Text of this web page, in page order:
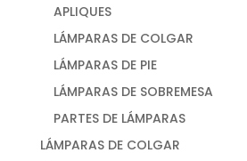
APLIQUES
LÁMPARAS DE COLGAR
LÁMPARAS DE PIE
LÁMPARAS DE SOBREMESA
PARTES DE LÁMPARAS
LÁMPARAS DE COLGAR